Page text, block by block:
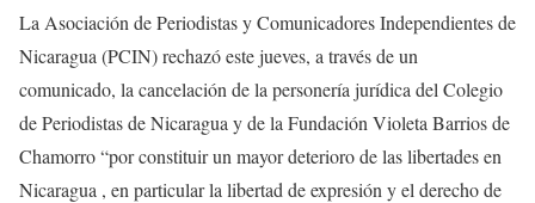
La Asociación de Periodistas y Comunicadores Independientes de
Nicaragua (PCIN) rechazó este jueves, a través de un
comunicado, la cancelación de la personería jurídica del Colegio
de Periodistas de Nicaragua y de la Fundación Violeta Barrios de
Chamorro “por constituir un mayor deterioro de las libertades en
Nicaragua , en particular la libertad de expresión y el derecho de